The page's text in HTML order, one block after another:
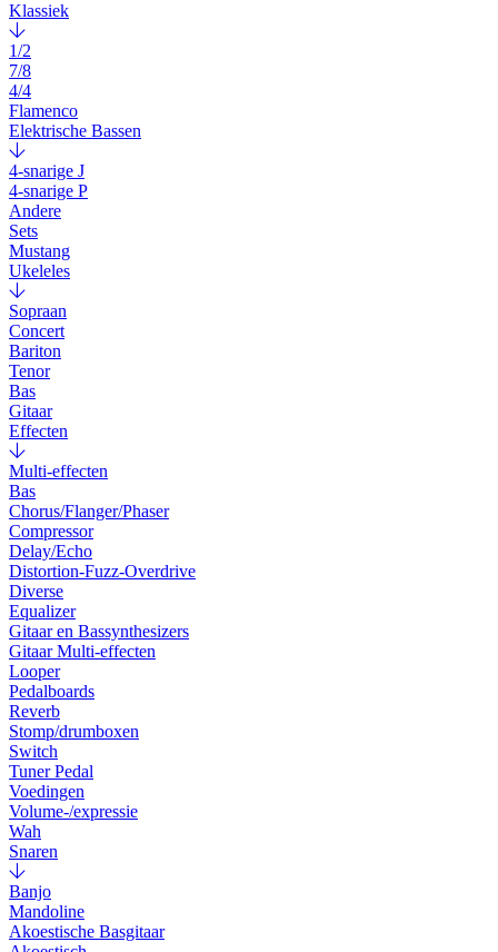
Klassiek
1/2
7/8
4/4
Flamenco
Elektrische Bassen
4-snarige J
4-snarige P
Andere
Sets
Mustang
Ukeleles
Sopraan
Concert
Bariton
Tenor
Bas
Gitaar
Effecten
Multi-effecten
Bas
Chorus/Flanger/Phaser
Compressor
Delay/Echo
Distortion-Fuzz-Overdrive
Diverse
Equalizer
Gitaar en Bassynthesizers
Gitaar Multi-effecten
Looper
Pedalboards
Reverb
Stomp/drumboxen
Switch
Tuner Pedal
Voedingen
Volume-/expressie
Wah
Snaren
Banjo
Mandoline
Akoestische Basgitaar